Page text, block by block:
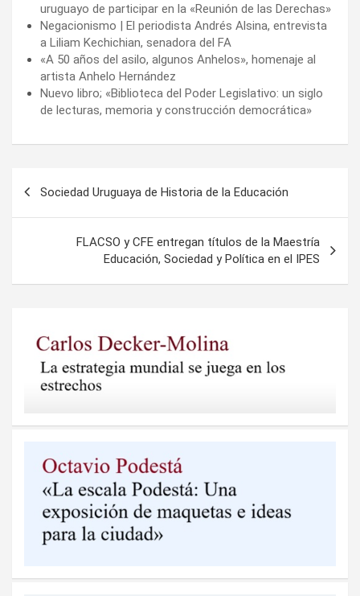
uruguayo de participar en la «Reunión de las Derechas»
Negacionismo | El periodista Andrés Alsina, entrevista
a Liliam Kechichian, senadora del FA
«A 50 años del asilo, algunos Anhelos», homenaje al
artista Anhelo Hernández
Nuevo libro; «Biblioteca del Poder Legislativo: un siglo
de lecturas, memoria y construcción democrática»
Sociedad Uruguaya de Historia de la Educación
FLACSO y CFE entregan títulos de la Maestría
Educación, Sociedad y Política en el IPES